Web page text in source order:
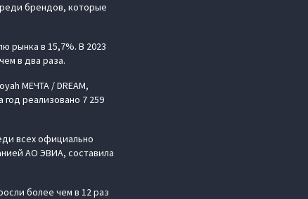
брендов, которые
рынка в 15,7%. В 2023
в два раза.
МЕЧТА / DREAM,
реализовано 7 259
всех официально
АО ЭВИА, составила
более чем в 12 раз